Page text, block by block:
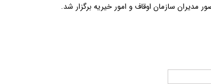
مدیران سازمان اوقاف و امور خیریه برگزار شد.